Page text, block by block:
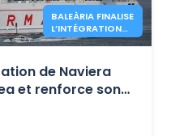
BALEÀRIA FINALISE
L’INTÉGRATION
D’ARMAS
de Naviera
et renforce son
et